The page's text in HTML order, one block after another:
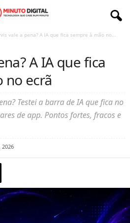
vale a pena? A IA que fica sempre à mão no...
A IA que fica
no ecrã
Testei a barra de IA que fica no
de app. Pontos fortes, fracos e
2026